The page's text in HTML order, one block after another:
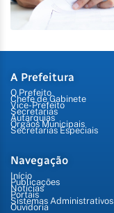
A Prefeitura
O Prefeito
Chefe de Gabinete
Vice-Prefeito
Secretarias
Autarquias
Órgãos Municipais
Secretarias Especiais
Navegação
Início
Publicações
Notícias
Portais
Sistemas Administrativos
Ouvidoria